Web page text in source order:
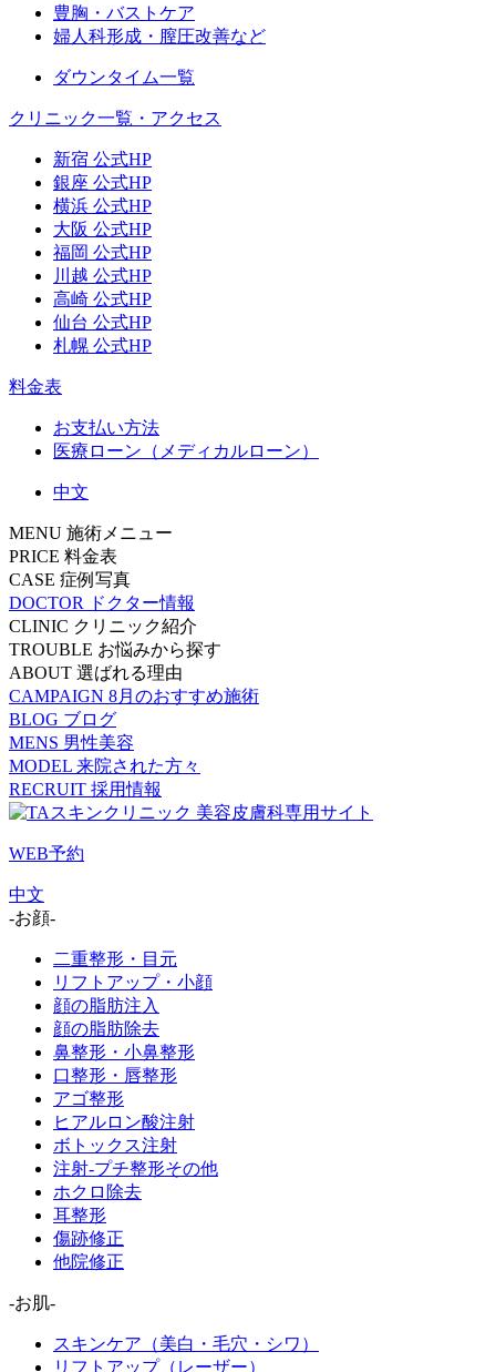
豊胸・バストケア
婦人科形成・膣圧改善など
ダウンタイム一覧
クリニック一覧・アクセス
新宿 公式HP
銀座 公式HP
横浜 公式HP
大阪 公式HP
福岡 公式HP
川越 公式HP
高崎 公式HP
仙台 公式HP
札幌 公式HP
料金表
お支払い方法
医療ローン（メディカルローン）
中文
MENU 施術メニュー
PRICE 料金表
CASE 症例写真
DOCTOR
ドクター情報
CLINIC クリニック紹介
TROUBLE お悩みから探す
ABOUT 選ばれる理由
CAMPAIGN 8月のおすすめ施術
BLOG ブログ
MENS 男性美容
MODEL 来院された方々
RECRUIT 採用情報
WEB予約
中文
-お顔-
二重整形・目元
リフトアップ・小顔
顔の脂肪注入
顔の脂肪除去
鼻整形・小鼻整形
口整形・唇整形
アゴ整形
ヒアルロン酸注射
ボトックス注射
注射-プチ整形その他
ホクロ除去
耳整形
傷跡修正
他院修正
-お肌-
スキンケア（美白・毛穴・シワ）
リフトアップ（レーザー）